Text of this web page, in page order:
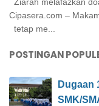
Cipasera.com –
tetap me...
POSTINGAN
Dugaan
SMK/